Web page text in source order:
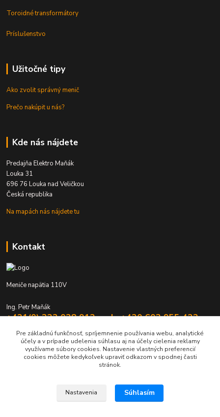
Toroidné transformátory
Príslušenstvo
Užitočné tipy
Ako zvolit správný menič
Prečo nakúpit u nás?
Kde nás nájdete
Predajňa Elektro Maňák
Louka 31
696 76 Louka nad Veličkou
Česká republika
Na mapách nás nájdete tu
Kontakt
Meniče napätia 110V
Ing. Petr Maňák
+421(0) 332 028 912 mob. +420 603 955 422
elektromanak@volny.cz
Upravit sběr cookies.
Pre základnú funkčnosť, spríjemnenie používania webu, analytické
účely a v prípade udelenia súhlasu aj na účely cielenia reklamy
využívame súbory cookies. Nastavenie vlastných preferencií
cookies môžete kedykoľvek upraviť odkazom v spodnej časti
stránok.
Nastavenia Súhlasím